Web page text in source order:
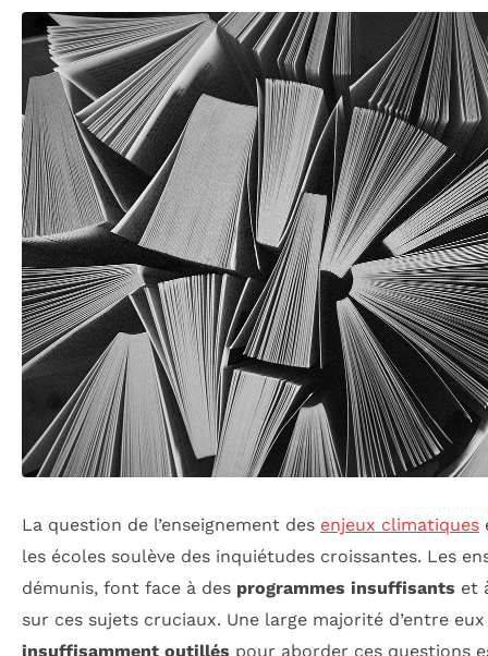
La question de l’enseignement des enjeux climatiques
les écoles soulève des inquiétudes croissantes. Les
démunis, font face à des programmes insuffisants et
sur ces sujets cruciaux. Une large majorité d’entre
insuffisamment outillés pour aborder ces questions